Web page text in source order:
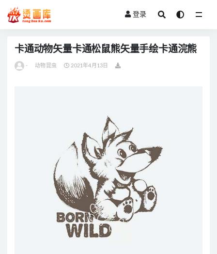
登录
卡通动物矢量卡通松鼠熊矢量手绘卡通浣熊
- 动物昆虫 2021年4月13日